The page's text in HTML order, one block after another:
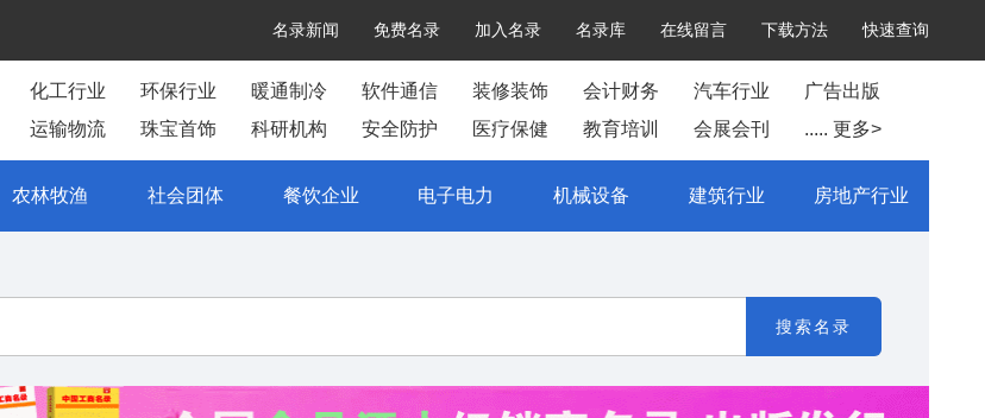
名录新闻 免费名录 加入名录 名录库 在线留言 下载方法 快速查询
化工行业 环保行业 暖通制冷 软件通信 装修装饰 会计财务 汽车行业
广告出版
运输物流 珠宝首饰 科研机构 安全防护 医疗保健 教育培训 会展会刊 ..... 更多>
农林牧渔 社会团体 餐饮企业 电子电力 机械设备 建筑行业 房地产行业
搜索名录